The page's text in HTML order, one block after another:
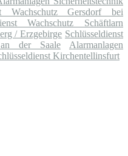
Wachschutz Gersdorf bei
Wachschutz Schäftlarn
/ Erzgebirge Schlüsseldienst
der Saale
Alarmanlagen
Kirchentellinsfurt